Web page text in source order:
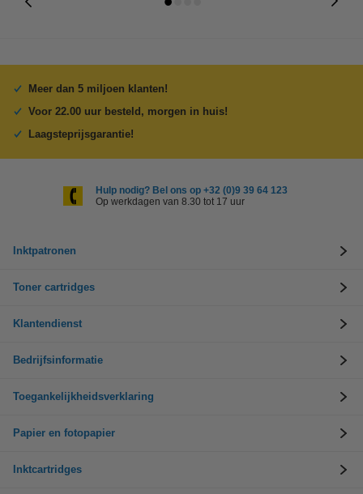
Meer dan 5 miljoen klanten!
Voor 22.00 uur besteld, morgen in huis!
Laagsteprijsgarantie!
Hulp nodig? Bel ons op +32 (0)9 39 64 123
Op werkdagen van 8.30 tot 17 uur
Inktpatronen
Toner cartridges
Klantendienst
Bedrijfsinformatie
Toegankelijkheidsverklaring
Papier en fotopapier
Inktcartridges